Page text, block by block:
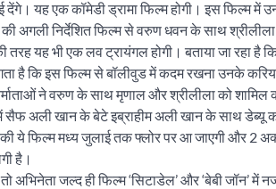
देंगे। यह एक कॉमेडी ड्रामा फिल्म होगी। इस फिल्म
की अगली निर्देशित फिल्म से वरुण धवन के साथ
यह भी एक लव ट्रायंगल होगी। बताया जा रहा है
है कि इस फिल्म से बॉलीवुड में कदम रखना उनके
ने वरुण के साथ मृणाल और श्रीलीला को
सैफ अली खान के बेटे इब्राहीम अली खान के साथ डेब्यू
ये फिल्म मध्य जुलाई तक फ्लोर पर आ जाएगी और 2
है।
अभिनेता जल्द ही फिल्म ‘सिटाडेल’ और ‘बेबी जॉन’